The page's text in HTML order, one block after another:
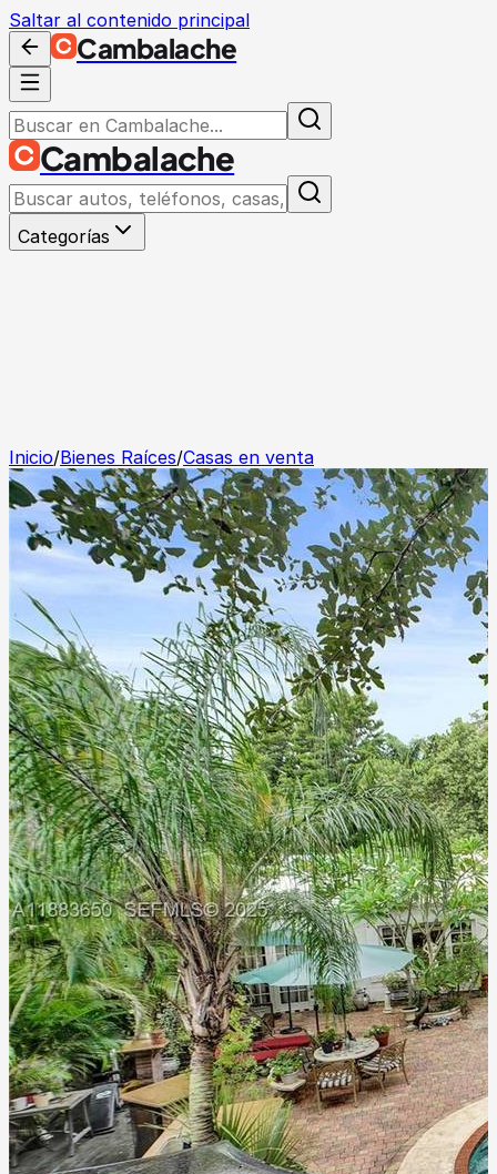
Saltar al contenido principal
Cambalache
Cambalache
Categorías
Inicio/Bienes Raíces/Casas en venta